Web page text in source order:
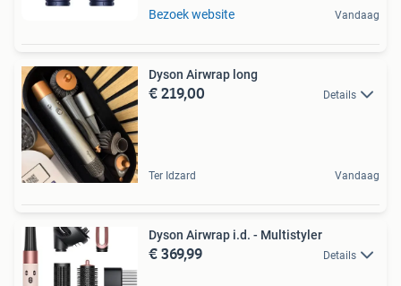
Bezoek website Vandaag
Dyson Airwrap long
€ 219,00 Details
Ter Idzard Vandaag
Dyson Airwrap i.d. - Multistyler
€ 369,99 Details